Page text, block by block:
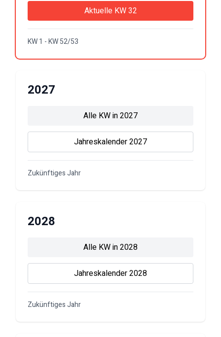
Aktuelle KW32
KW 1 - KW 52/53
2027
Alle KW in2027
Jahreskalender2027
Zukünftiges Jahr
2028
Alle KW in2028
Jahreskalender2028
Zukünftiges Jahr